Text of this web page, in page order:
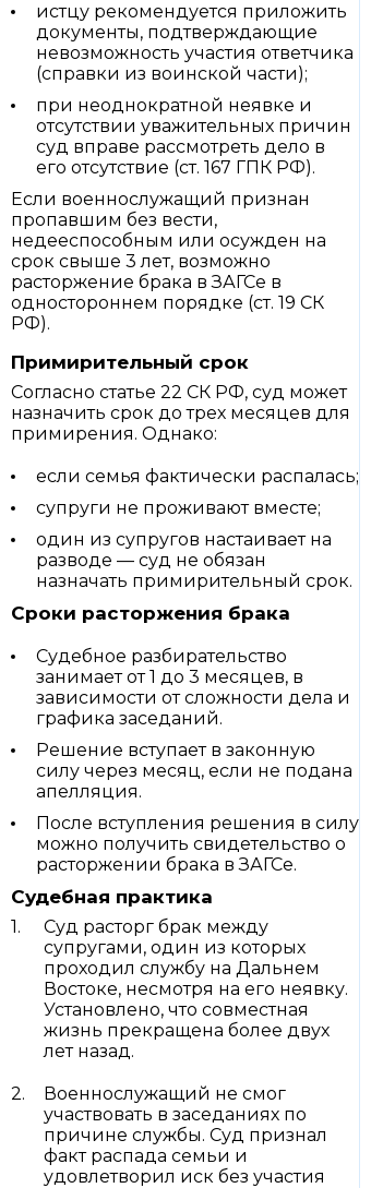
истцу рекомендуется приложить
документы, подтверждающие
невозможность участия ответчика
(справки из воинской части);
при неоднократной неявке и
отсутствии уважительных причин
суд вправе рассмотреть дело в
его отсутствие (ст. 167 ГПК РФ).
Если военнослужащий признан
пропавшим без вести,
недееспособным или осужден на
срок свыше 3 лет, возможно
расторжение брака в ЗАГСе в
одностороннем порядке (ст. 19 СК
РФ).
Примирительный срок
Согласно статье 22 СК РФ, суд может
назначить срок до трех месяцев для
примирения. Однако:
если семья фактически распалась;
супруги не проживают вместе;
один из супругов настаивает на
разводе — суд не обязан
назначать примирительный срок.
Сроки расторжения брака
Судебное разбирательство
занимает от 1 до 3 месяцев, в
зависимости от сложности дела и
графика заседаний.
Решение вступает в законную
силу через месяц, если не подана
апелляция.
После вступления решения в силу
можно получить свидетельство о
расторжении брака в ЗАГСе.
Судебная практика
Суд расторг брак между
супругами, один из которых
проходил службу на Дальнем
Востоке, несмотря на его неявку.
Установлено, что совместная
жизнь прекращена более двух
лет назад.
Военнослужащий не смог
участвовать в заседаниях по
причине службы. Суд признал
факт распада семьи и
удовлетворил иск без участия